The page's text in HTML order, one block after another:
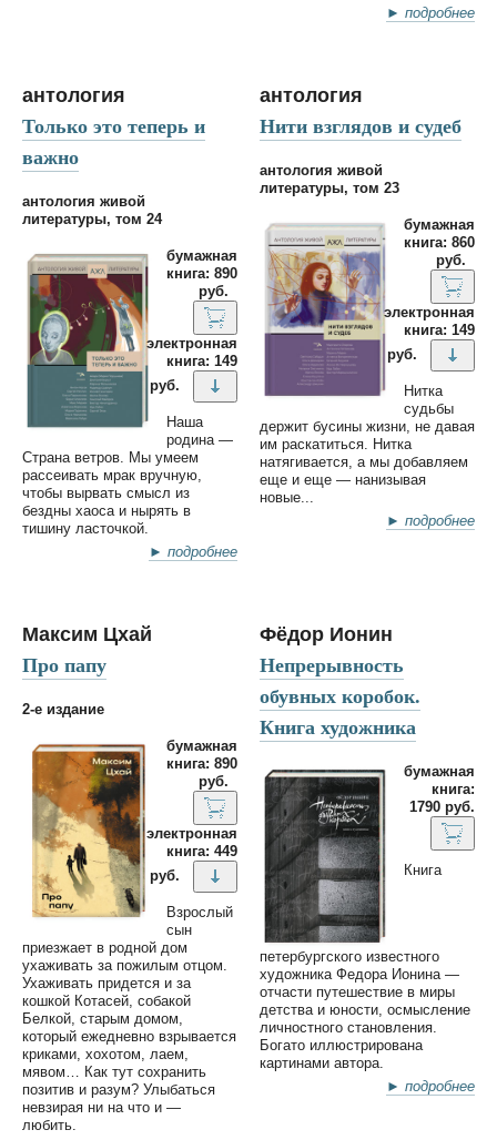
► подробнее
антология
Только это теперь и
важно
антология живой
литературы, том 24
бумажная
книга: 890
руб.
электронная
книга: 149
руб.
Наша
родина —
Страна ветров. Мы умеем
рассеивать мрак вручную,
чтобы вырвать смысл из
бездны хаоса и нырять в
тишину ласточкой.
► подробнее
антология
Нити взглядов и судеб
антология живой
литературы, том 23
бумажная
книга: 860
руб.
электронная
книга: 149
руб.
Нитка
судьбы
держит бусины жизни, не давая
им раскатиться. Нитка
натягивается, а мы добавляем
еще и еще — нанизывая
новые...
► подробнее
Максим Цхай
Про папу
2-е издание
бумажная
книга: 890
руб.
электронная
книга: 449
руб.
Взрослый
сын
приезжает в родной дом
ухаживать за пожилым отцом.
Ухаживать придется и за
кошкой Котасей, собакой
Белкой, старым домом,
который ежедневно взрывается
криками, хохотом, лаем,
мявом… Как тут сохранить
позитив и разум? Улыбаться
невзирая ни на что и —
любить.
Фёдор Ионин
Непрерывность
обувных коробок.
Книга художника
бумажная
книга:
1790 руб.
Книга
петербургского известного
художника Федора Ионина —
отчасти путешествие в миры
детства и юности, осмысление
личностного становления.
Богато иллюстрирована
картинами автора.
► подробнее